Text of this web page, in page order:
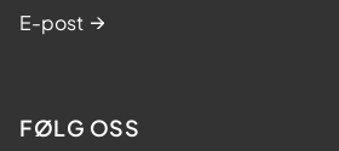
E-post
FØLG OSS